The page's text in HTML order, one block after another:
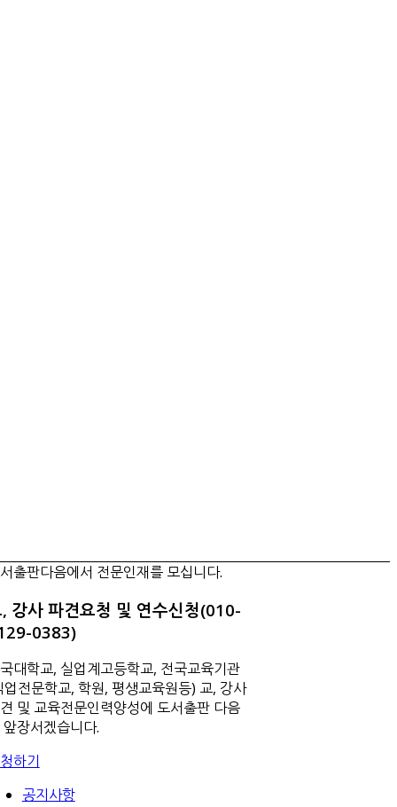
출판다음에서 전문인재를 모십니다.
강사 파견요청 및 연수신청(010-
0383)
대학교, 실업계고등학교, 전국교육기관
업전문학교, 학원, 평생교육원등) 교, 강사
및 교육전문인력양성에 도서출판 다음
장서겠습니다.
하기
공지사항